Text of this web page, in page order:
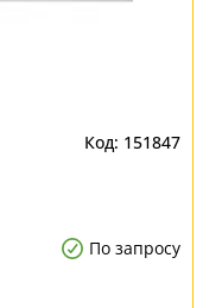
151847
По запросу